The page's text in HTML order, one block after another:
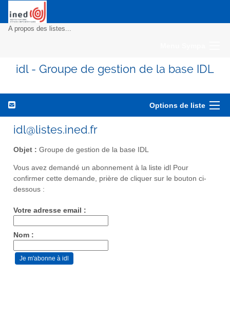
A propos des listes...
idl - Groupe de gestion de la base IDL
Options de liste
idl@listes.ined.fr
Objet : Groupe de gestion de la base IDL
Vous avez demandé un abonnement à la liste idl Pour
confirmer cette demande, prière de cliquer sur le bouton ci-
dessous :
Votre adresse email :
Nom :